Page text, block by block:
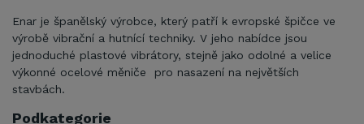
Enar je španělský výrobce, který patří k evropské špičce ve
výrobě vibrační a hutnící techniky. V jeho nabídce jsou
jednoduché plastové vibrátory, stejně jako odolné a velice
výkonné ocelové měniče pro nasazení na největších
stavbách.
Podkategorie